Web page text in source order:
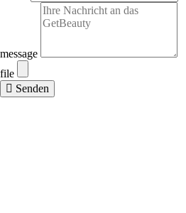
message
file
Senden